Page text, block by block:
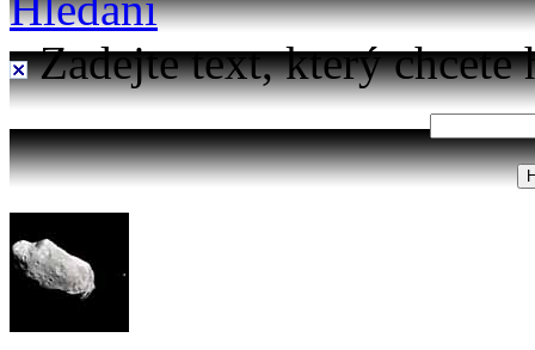
Zadejte text, který chcete